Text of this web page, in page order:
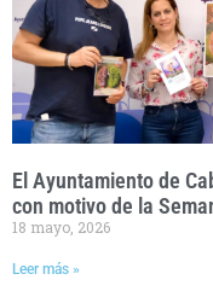
El Ayuntamiento de
con motivo de la
18 mayo, 2026
Leer más »